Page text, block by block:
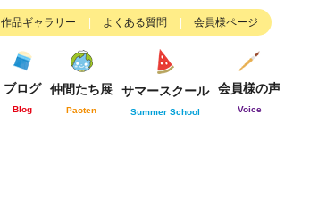
作品ギャラリー よくある質問 会員様ページ
ブログ
Blog
仲間たち展
Paoten
サマースクール
Summer School
会員様の声
Voice